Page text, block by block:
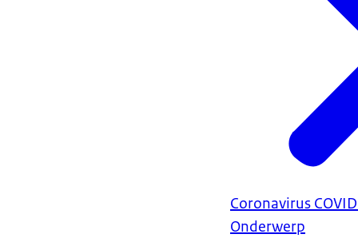
Coronavirus
Onderwerp